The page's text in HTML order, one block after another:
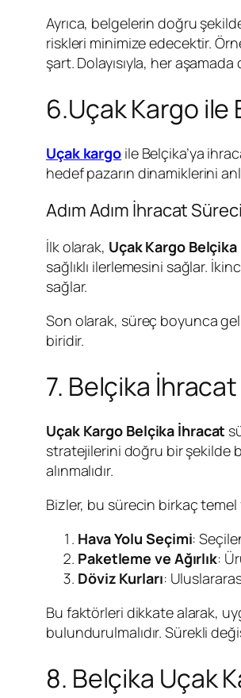
Ayrıca, belgelerin doğru
riskleri minimize edecektir.
şart. Dolayısıyla, her aşamada
6.Uçak Kargo ile
Uçak kargo ile Belçika’ya
hedef pazarın dinamiklerini
Adım Adım İhracat Süreci
İlk olarak, Uçak Kargo
sağlıklı ilerlemesini sağlar.
sağlar.
Son olarak, süreç boyunca
biridir.
7. Belçika
Uçak Kargo Belçika İhracat
stratejilerini doğru bir şekilde
alınmalıdır.
Bizler, bu sürecin birkaç temel
Hava Yolu Seçimi:
Paketleme ve Ağırlık:
Döviz Kurları:
Bu faktörleri dikkate alarak,
bulundurulmalıdır. Sürekli
8. Belçika Uçak